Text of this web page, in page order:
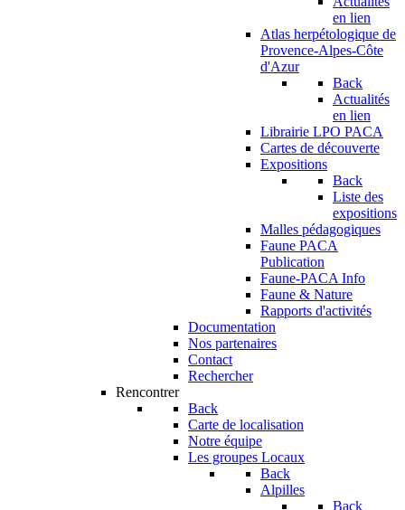
en lien
Atlas herpétologique de
Provence-Alpes-Côte
d'Azur
Back
Actualités
en lien
Librairie LPO PACA
Cartes de découverte
Expositions
Back
Liste des
expositions
Malles pédagogiques
Faune PACA
Publication
Faune-PACA Info
Faune & Nature
Rapports d'activités
Documentation
Nos partenaires
Contact
Rechercher
Rencontrer
Back
Carte de localisation
Notre équipe
Les groupes Locaux
Back
Alpilles
Back